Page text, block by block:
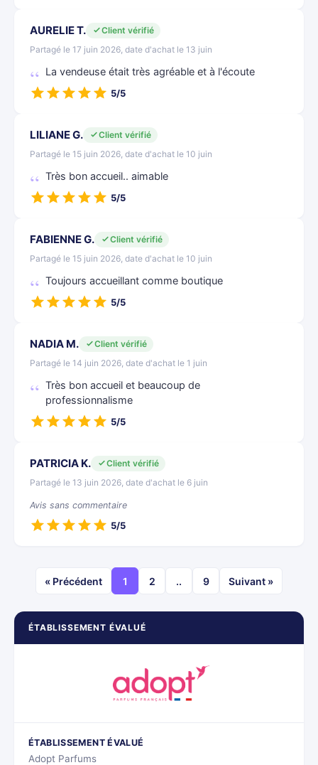
ÉTABLISSEMENT ÉVALUÉ
ÉTABLISSEMENT ÉVALUÉ
Adopt Parfums
AURELIE T.
Client vérifié
Partagé le 17 juin 2026, date d'achat le 13 juin
La vendeuse était très agréable et à l'écoute
5/5
LILIANE G.
Client vérifié
Partagé le 15 juin 2026, date d'achat le 10 juin
Très bon accueil.. aimable
5/5
FABIENNE G.
Client vérifié
Partagé le 15 juin 2026, date d'achat le 10 juin
Toujours accueillant comme boutique
5/5
NADIA M.
Client vérifié
Partagé le 14 juin 2026, date d'achat le 1 juin
Très bon accueil et beaucoup de
professionnalisme
5/5
PATRICIA K.
Client vérifié
Partagé le 13 juin 2026, date d'achat le 6 juin
Avis sans commentaire
5/5
« Précédent 1 2 .. 9 Suivant »